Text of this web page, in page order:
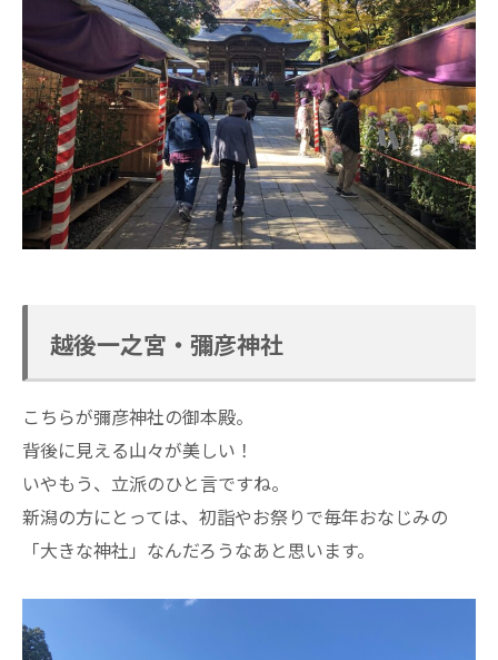
越後一之宮・彌彦神社
こちらが彌彦神社の御本殿。
背後に見える山々が美しい！
いやもう、立派のひと言ですね。
新潟の方にとっては、初詣やお祭りで毎年おなじみの
「大きな神社」なんだろうなあと思います。